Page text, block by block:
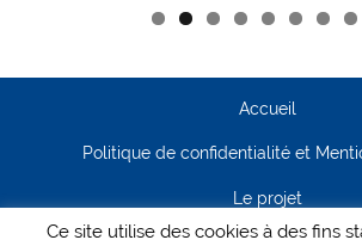
Accueil
Politique de confidentialité et
Le projet
Ce site utilise des cookies à des fins